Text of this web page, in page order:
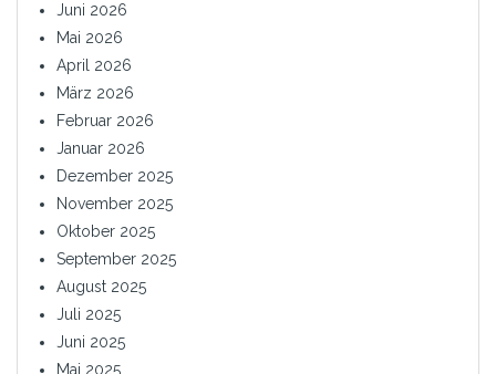
Juni 2026
Mai 2026
April 2026
März 2026
Februar 2026
Januar 2026
Dezember 2025
November 2025
Oktober 2025
September 2025
August 2025
Juli 2025
Juni 2025
Mai 2025